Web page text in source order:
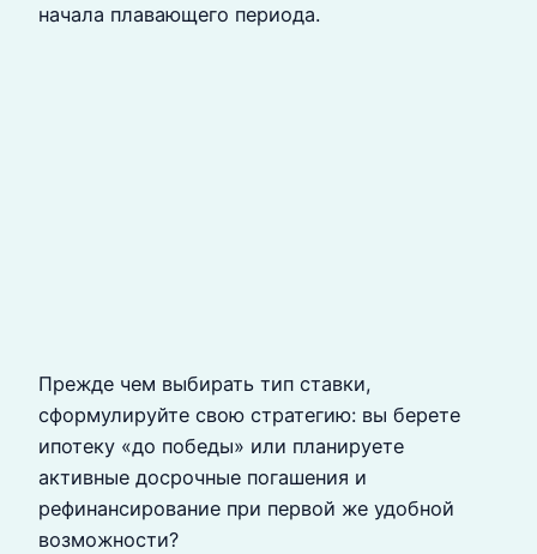
начала плавающего периода.
Прежде чем выбирать тип ставки,
сформулируйте свою стратегию: вы берете
ипотеку «до победы» или планируете
активные досрочные погашения и
рефинансирование при первой же удобной
возможности?